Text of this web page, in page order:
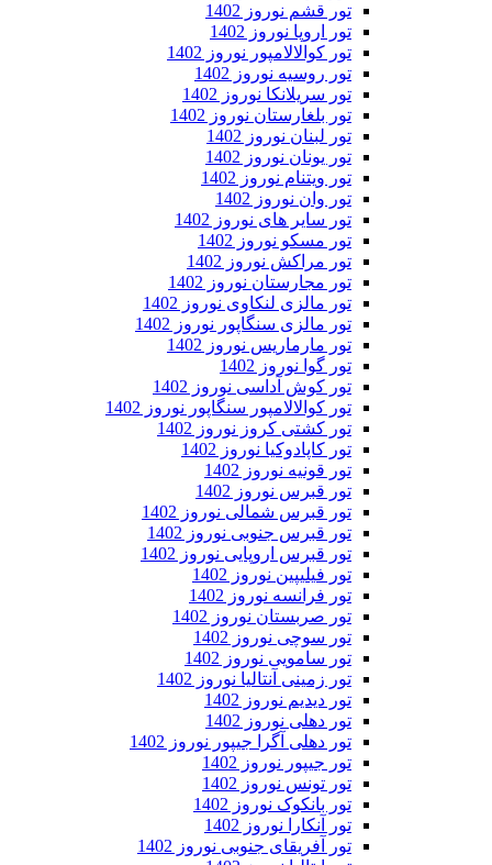
تور قشم نوروز 1402
تور اروپا نوروز 1402
تور کوالالامپور نوروز 1402
تور روسیه نوروز 1402
تور سریلانکا نوروز 1402
تور بلغارستان نوروز 1402
تور لبنان نوروز 1402
تور یونان نوروز 1402
تور ویتنام نوروز 1402
تور وان نوروز 1402
تور سایر های نوروز 1402
تور مسکو نوروز 1402
تور مراکش نوروز 1402
تور مجارستان نوروز 1402
تور مالزی لنکاوی نوروز 1402
تور مالزی سنگاپور نوروز 1402
تور مارماریس نوروز 1402
تور گوا نوروز 1402
تور کوش آداسی نوروز 1402
تور کوالالامپور سنگاپور نوروز 1402
تور کشتی کروز نوروز 1402
تور کاپادوکیا نوروز 1402
تور قونیه نوروز 1402
تور قبرس نوروز 1402
تور قبرس شمالی نوروز 1402
تور قبرس جنوبی نوروز 1402
تور قبرس اروپایی نوروز 1402
تور فیلیپین نوروز 1402
تور فرانسه نوروز 1402
تور صربستان نوروز 1402
تور سوچی نوروز 1402
تور سامویی نوروز 1402
تور زمینی آنتالیا نوروز 1402
تور دیدیم نوروز 1402
تور دهلی نوروز 1402
تور دهلی آگرا جیپور نوروز 1402
تور جیپور نوروز 1402
تور تونس نوروز 1402
تور بانکوک نوروز 1402
تور آنکارا نوروز 1402
تور آفریقای جنوبی نوروز 1402